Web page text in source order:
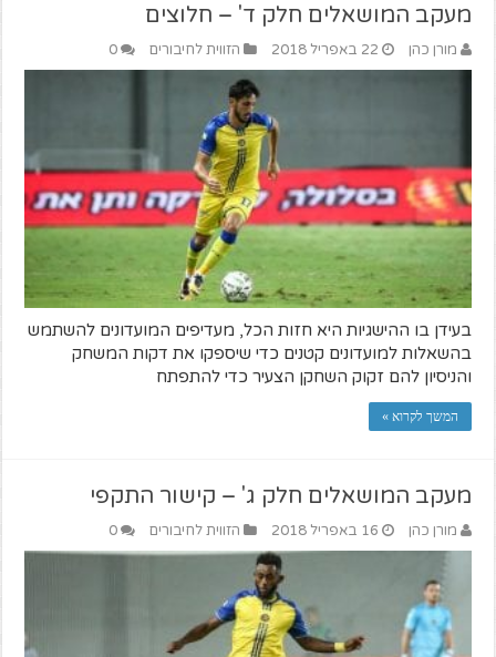
מעקב המושאלים חלק ד' – חלוצים
מורן כהן 22 באפריל 2018 הזווית לחיבורים 0
בעידן בו ההישגיות היא חזות הכל, מעדיפים המועדונים להשתמש
בהשאלות למועדונים קטנים כדי שיספקו את דקות המשחק
והניסיון להם זקוק השחקן הצעיר כדי להתפתח
המשך לקרוא »
מעקב המושאלים חלק ג' – קישור התקפי
מורן כהן 16 באפריל 2018 הזווית לחיבורים 0